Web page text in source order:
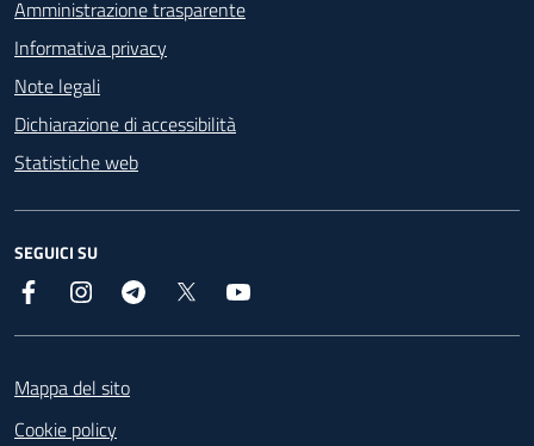
Amministrazione trasparente
Informativa privacy
Note legali
Dichiarazione di accessibilità
Statistiche web
SEGUICI SU
Facebook InstagramTelegram
Mappa del sito
Cookie policy